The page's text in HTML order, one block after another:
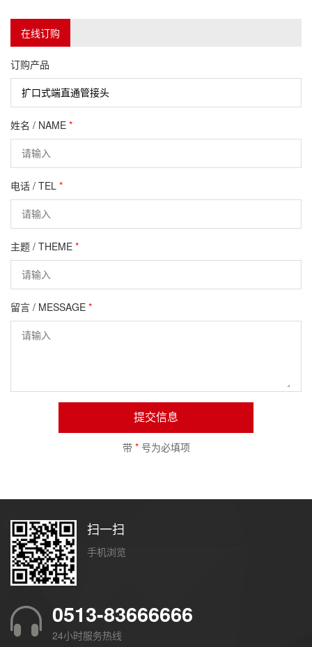
在线订购
订购产品
姓名 / NAME *
电话 / TEL *
主题 / THEME *
留言 / MESSAGE *
提交信息
带 *号为必填项
扫一扫
手机浏览
0513-83666666
24小时服务热线